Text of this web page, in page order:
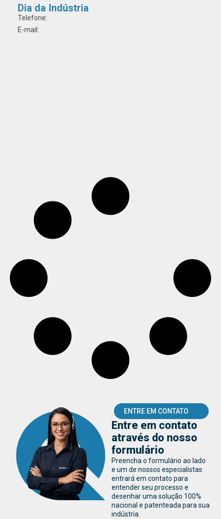
Dia da Indústria
Telefone:
E-mail:
ENTRE EM CONTATO
Entre em contato
através do nosso
formulário
Preencha o formulário ao lado
e um de nossos especialistas
entrará em contato para
entender seu processo e
desenhar uma solução 100%
nacional e patenteada para sua
indústria.